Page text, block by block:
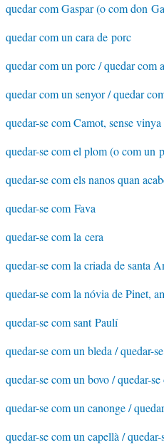
quedar com Gaspar (o com don
quedar com un cara de porc
quedar com un porc / quedar com
quedar com un senyor / quedar
quedar-se com Camot, sense
quedar-se com el plom (o com un
quedar-se com els nanos quan
quedar-se com Fava
quedar-se com la cera
quedar-se com la criada de santa
quedar-se com la nóvia de Pinet,
quedar-se com sant Paulí
quedar-se com un bleda / quedar-
quedar-se com un bovo / quedar-
quedar-se com un canonge /
quedar-se com un capellà /